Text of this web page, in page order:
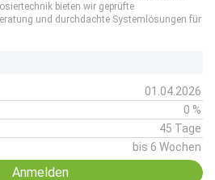
bieten wir geprüfte
und durchdachte Systemlösungen für
01.04.2026
0 %
45 Tage
bis 6 Wochen
Anmelden